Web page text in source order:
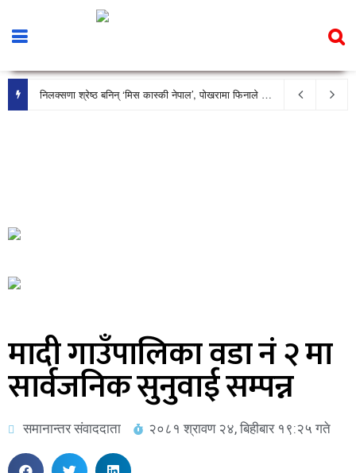
निलक्सणा श्रेष्ठ बनिन् ‘मिस कास्की नेपाल’, पोखरामा फिनाले भव्य रूपमा सम्पन्न
मादी गाउँपालिका वडा नं २ मा
सार्वजनिक सुनुवाई सम्पन्न
समानान्तर संवाददाता २०८१ श्रावण २४, बिहीबार १९:२५ गते